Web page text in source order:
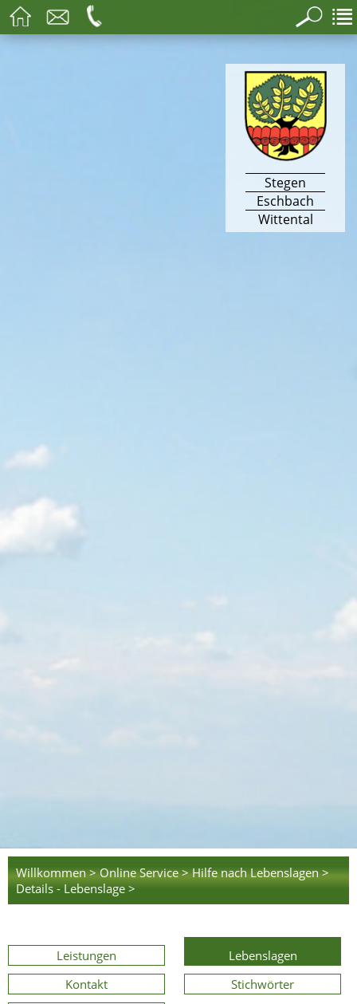
Stegen
Eschbach
Wittental
Willkommen > Online Service > Hilfe nach Lebenslagen >
Details - Lebenslage >
Leistungen
Lebenslagen
Kontakt
Stichwörter